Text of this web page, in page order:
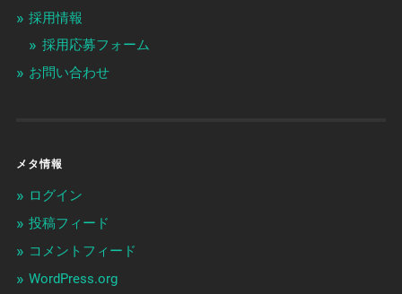
採用情報
採用応募フォーム
お問い合わせ
メタ情報
ログイン
投稿フィード
コメントフィード
WordPress.org